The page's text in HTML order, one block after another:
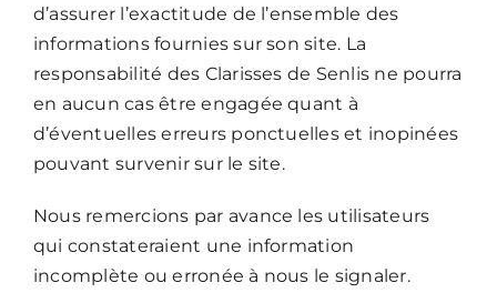
d’assurer l’exactitude de l’ensemble des
informations fournies sur son site. La
responsabilité des Clarisses de Senlis ne pourra
en aucun cas être engagée quant à
d’éventuelles erreurs ponctuelles et inopinées
pouvant survenir sur le site.
Nous remercions par avance les utilisateurs
qui constateraient une information
incomplète ou erronée à nous le signaler.